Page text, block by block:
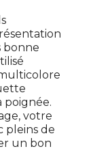
bonne
poignée.
votre
pleins de
un bon